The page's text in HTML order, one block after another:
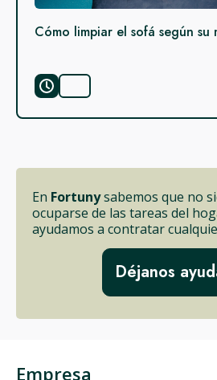
Cómo limpiar el sofá según su
En Fortunysabemos que no
ocuparse de las tareas del
ayudamos a contratar
Déjanos
Empresa